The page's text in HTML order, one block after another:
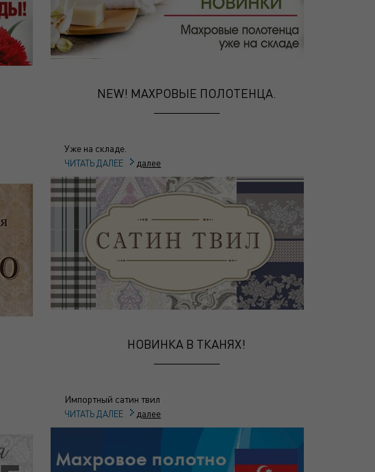
NEW! МАХРОВЫЕ ПОЛОТЕНЦА.
Уже на складе.
ЧИТАТЬ ДАЛЕЕ далее
НОВИНКА В ТКАНЯХ!
Импортный сатин твил
ЧИТАТЬ ДАЛЕЕ далее